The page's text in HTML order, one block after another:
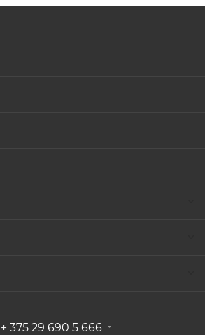
+ 375 29 690 5 666